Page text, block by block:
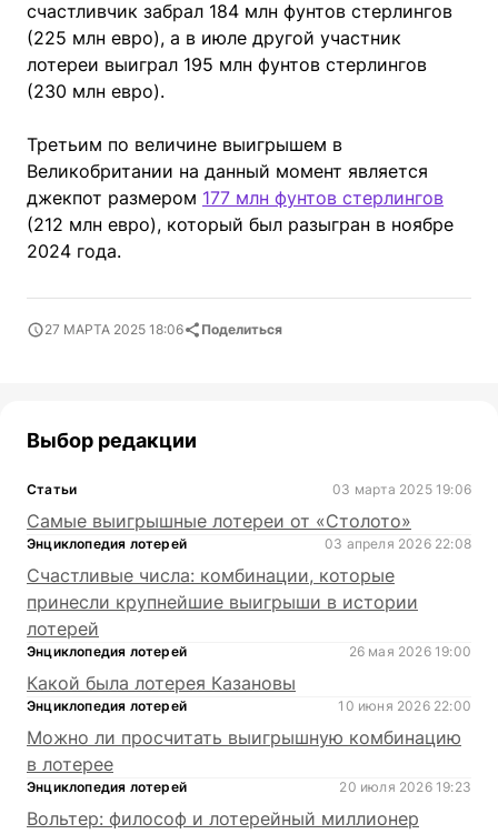
счастливчик забрал 184 млн фунтов стерлингов
(225 млн евро), а в июле другой участник
лотереи выиграл 195 млн фунтов стерлингов
(230 млн евро).
Третьим по величине выигрышем в
Великобритании на данный момент является
джекпот размером 177 млн фунтов стерлингов
(212 млн евро), который был разыгран в ноябре
2024 года.
27 МАРТА 2025 18:06 Поделиться
Выбор редакции
Статьи 03 марта 2025 19:06
Самые выигрышные лотереи от «Столото»
Энциклопедия лотерей 03 апреля 2026 22:08
Счастливые числа: комбинации, которые
принесли крупнейшие выигрыши в истории
лотерей
Энциклопедия лотерей 26 мая 2026 19:00
Какой была лотерея Казановы
Энциклопедия лотерей 10 июня 2026 22:00
Можно ли просчитать выигрышную комбинацию
в лотерее
Энциклопедия лотерей 20 июля 2026 19:23
Вольтер: философ и лотерейный миллионер